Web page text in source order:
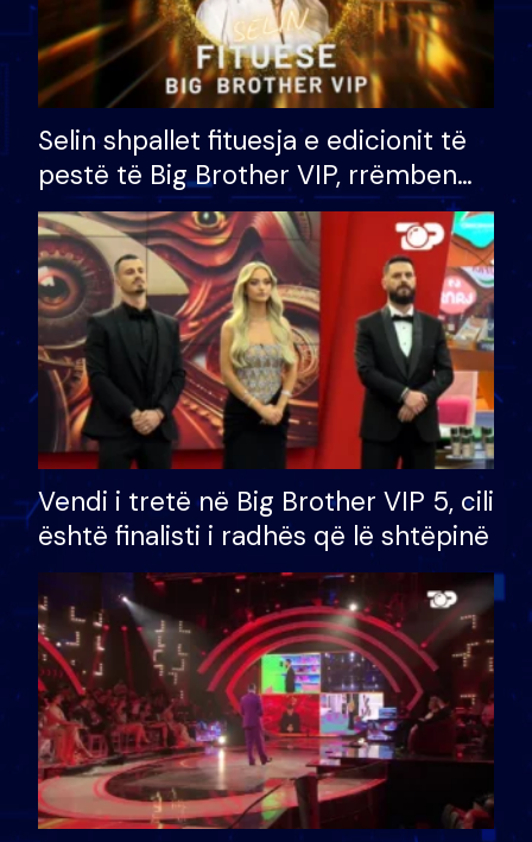
Selin shpallet fituesja e edicionit të
pestë të Big Brother VIP, rrëmben
çmimin e madh prej 100 mijë eurosh
Vendi i tretë në Big Brother VIP 5, cili
është finalisti i radhës që lë shtëpinë